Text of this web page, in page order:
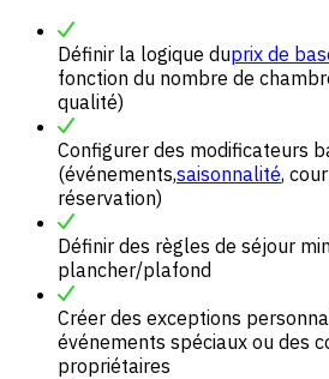
Définir la logique duprix de
fonction du nombre de
qualité)
Configurer des modificateurs
(événements,saisonnalité,
réservation)
Définir des règles de séjour
plancher/plafond
Créer des exceptions
événements spéciaux ou des
propriétaires